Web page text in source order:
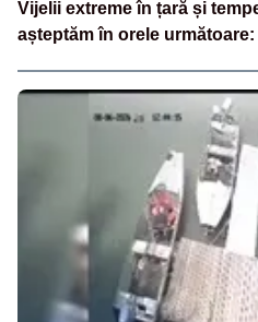
Vijelii extreme în țară și
așteptăm în orele